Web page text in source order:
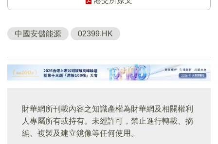
中國安儲能源 02399.HK
財華網所刊載內容之知識產權為財華網及相關權利
人專屬所有或持有。未經許可，禁止進行轉載、摘
編、複製及建立鏡像等任何使用。